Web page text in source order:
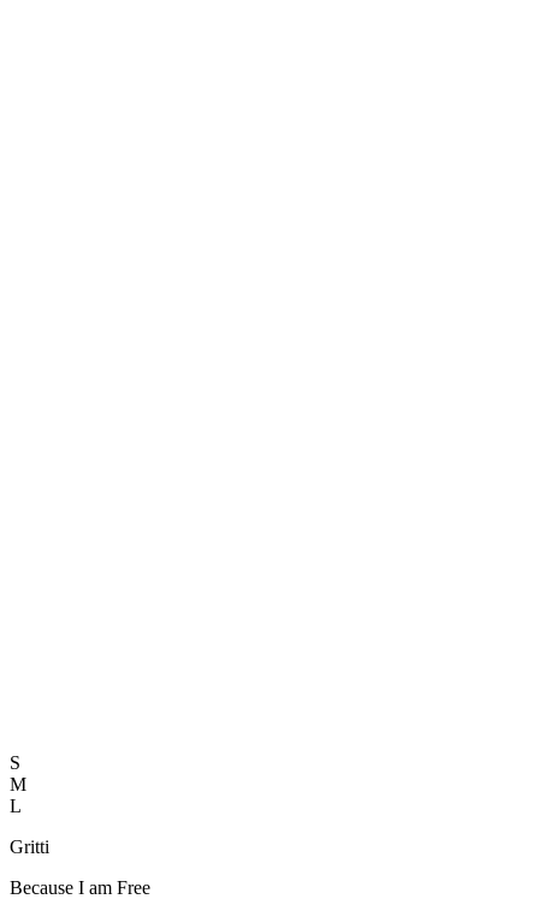
S
M
L
Gritti
Because I am Free